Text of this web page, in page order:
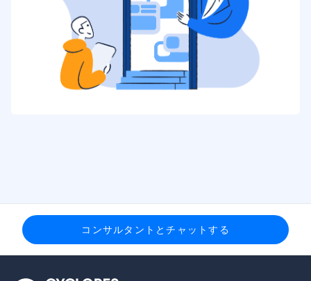
コンサルタントとチャットする